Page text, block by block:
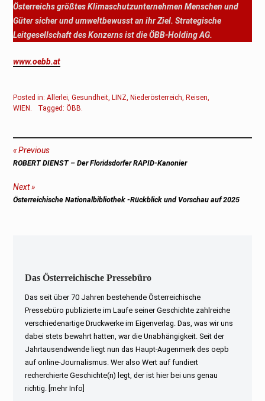
Österreichs größtes Klimaschutzunternehmen Menschen und
Güter sicher und umweltbewusst an ihr Ziel. Strategische
Leitgesellschaft des Konzerns ist die ÖBB-Holding AG.
www.oebb.at
Posted in:Allerlei,Gesundheit,LINZ,Niederösterreich,Reisen,
WIEN. Tagged:ÖBB.
Beitragsnavigation
Previous
Previous
ROBERT DIENST – Der Floridsdorfer RAPID-Kanonier
Next
Next
Österreichische Nationalbibliothek -Rückblick und Vorschau auf 2025
Das Österreichische Pressebüro
Das seit über 70 Jahren bestehende Österreichische
Pressebüro publizierte im Laufe seiner Geschichte zahlreiche
verschiedenartige Druckwerke im Eigenverlag. Das, was wir uns
dabei stets bewahrt hatten, war die Unabhängigkeit. Seit der
Jahrtausendwende liegt nun das Haupt-Augenmerk des oepb
auf online-Journalismus. Wer also Wert auf fundiert
recherchierte Geschichte(n) legt, der ist hier bei uns genau
richtig.
[mehr Info]